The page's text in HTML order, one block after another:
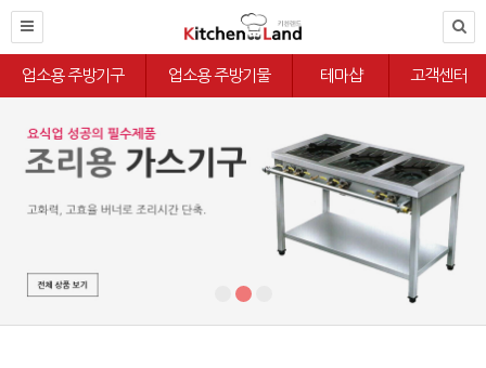
업소용 주방기구 업소용 주방기물 테마샵 고객센터